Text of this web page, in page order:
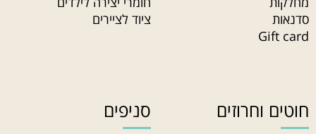
סדנאות
Gift card
ציוד לציירים
חוטים וחרוזים סניפים